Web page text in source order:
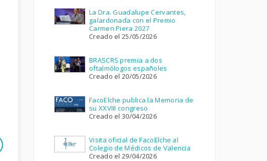
La Dra. Guadalupe Cervantes,
galardonada con el Premio
Carmen Piera 2027
Creado el 25/05/2026
BRASCRS premia a dos
oftalmólogos españoles
Creado el 20/05/2026
FacoElche publica la Memoria de
su XXVIII congreso
Creado el 30/04/2026
Visita oficial de FacoElche al
Colegio de Médicos de Valencia
Creado el 29/04/2026